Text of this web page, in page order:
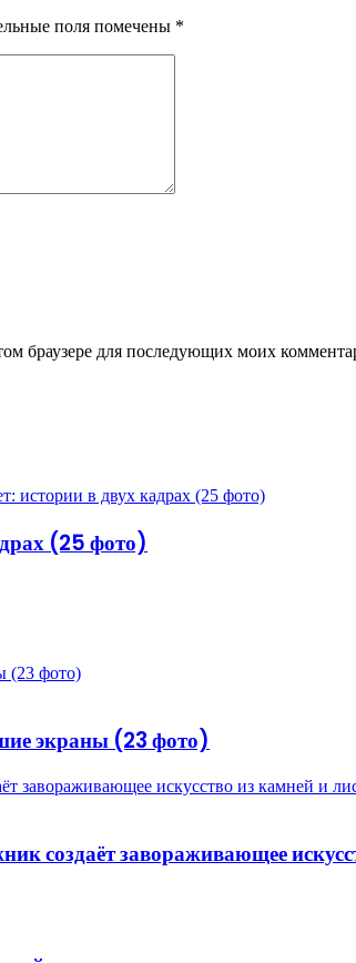
поля помечены *
браузере для последующих моих
(25 фото)
(23 фото)
экраны (23 фото)
завораживающее искусство из камней и
создаёт завораживающее